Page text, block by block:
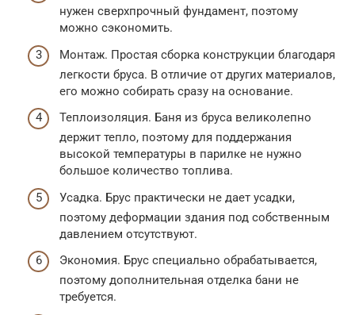
нужен сверхпрочный фундамент, поэтому
можно сэкономить.
Монтаж. Простая сборка конструкции благодаря
легкости бруса. В отличие от других материалов,
его можно собирать сразу на основание.
Теплоизоляция. Баня из бруса великолепно
держит тепло, поэтому для поддержания
высокой температуры в парилке не нужно
большое количество топлива.
Усадка. Брус практически не дает усадки,
поэтому деформации здания под собственным
давлением отсутствуют.
Экономия. Брус специально обрабатывается,
поэтому дополнительная отделка бани не
требуется.